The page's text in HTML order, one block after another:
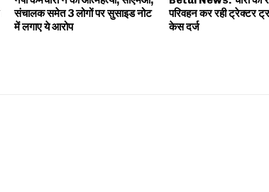
संचालक समेत 3 लोगों पर सुसाइड नोट
में लगाए ये आरोप
परिवहन कर रही ट्रेक्टर
केस दर्ज